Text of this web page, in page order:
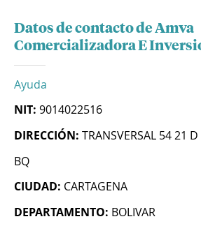
Datos de contacto de Amva
Comercializadora E
Ayuda
NIT: 9014022516
DIRECCIÓN: TRANSVERSAL 54 21
BQ
CIUDAD: CARTAGENA
DEPARTAMENTO: BOLIVAR